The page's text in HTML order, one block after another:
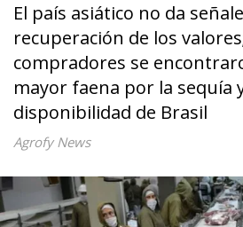
El país asiático no da
recuperación de los
compradores se
mayor faena por la sequía
disponibilidad de Brasil
Agrofy News